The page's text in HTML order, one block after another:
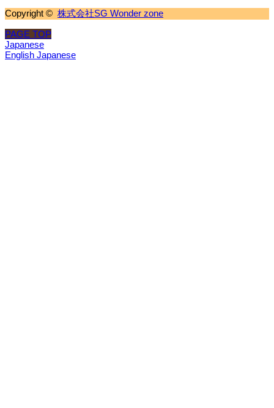
Copyright © 株式会社SG Wonder zone
PAGE TOP
Japanese
English Japanese